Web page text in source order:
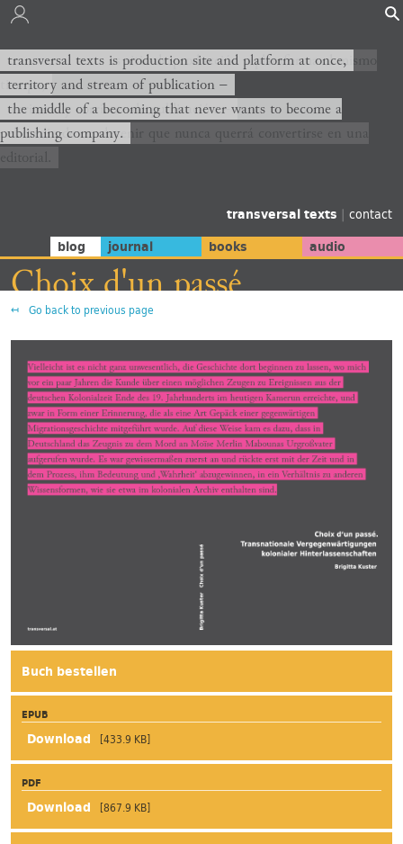
transversal texts es sitio de producción y plataforma al mismo
tiempo,
territorio y corriente de publicación −
el medio de un devenir que nunca querrá convertirse en una
editorial.
transversal texts is production site and platform at once,
territory and stream of publication −
the middle of a becoming that never wants to become a
publishing company.
transversal texts | contact
blog journal books audio
Choix d'un passé
Go back to previous page
Buch bestellen
EPUB
[433.9 KB]
PDF
[867.9 KB]